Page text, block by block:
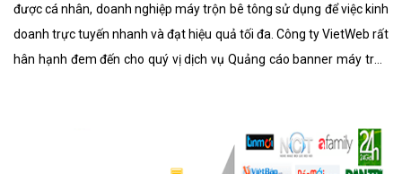
được cá nhân, doanh nghiệp máy trộn bê tông sử dụng để việc kinh
doanh trực tuyến nhanh và đạt hiệu quả tối đa. Công ty VietWeb rất
hân hạnh đem đến cho quý vị dịch vụ Quảng cáo banner máy trộn